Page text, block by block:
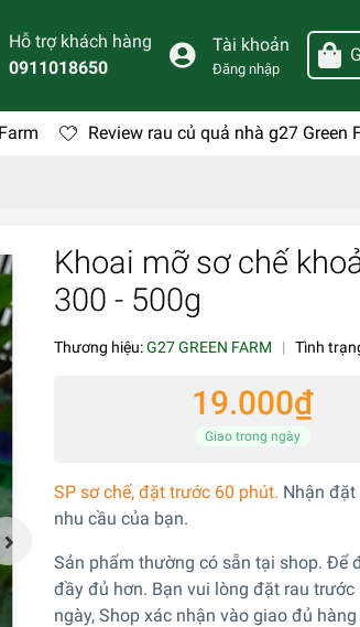
Hỗ trợ khách hàng
0911018650
Tài khoản
Đăng nhập
Review rau củ quả nhà g27 Green
Khoai mỡ sơ chế
300 - 500g
Thương hiệu:G27 GREEN FARM | Tình
19.000₫
Giao trong ngày
SP sơ chế, đặt trước 60 phút. Nhận đặt
nhu cầu của bạn.
Sản phẩm thường có sẵn tại shop. Để
đầy đủ hơn. Bạn vui lòng đặt rau trước
ngày, Shop xác nhận vào giao đủ